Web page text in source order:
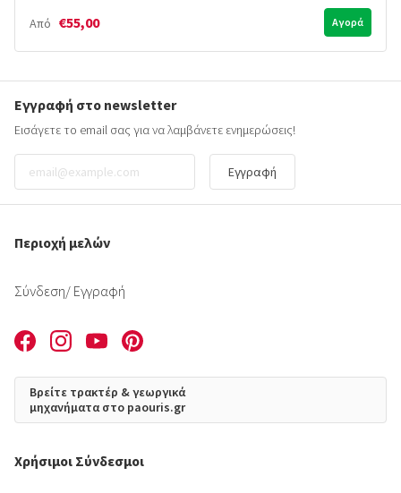
Από €55,00 Αγορά
Εγγραφή στο newsletter
Εισάγετε το email σας για να λαμβάνετε ενημερώσεις!
Εγγραφή
Περιοχή μελών
Σύνδεση/ Εγγραφή
Βρείτε τρακτέρ & γεωργικά
μηχανήματα στο paouris.gr
Χρήσιμοι Σύνδεσμοι